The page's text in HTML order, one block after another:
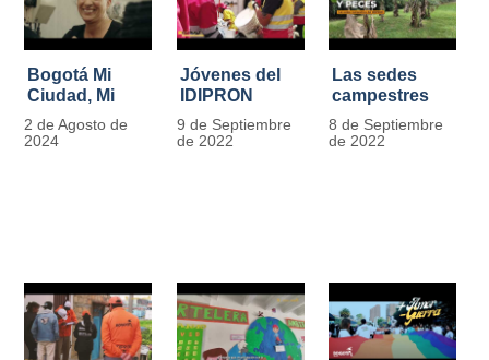
Bogotá Mi
Ciudad, Mi
Casa
2 de Agosto de
2024
Jóvenes del
IDIPRON
restauraron
más de 13.000
9 de Septiembre
de 2022
Las sedes
campestres
de IDIPRON
se convierten
8 de Septiembre
de 2022